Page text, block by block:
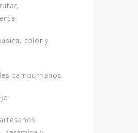
color y
campurrianos.